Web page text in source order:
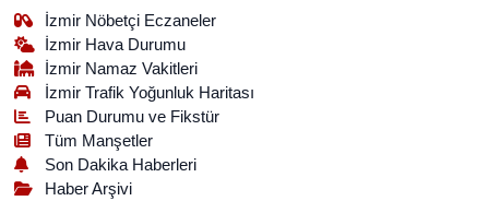
İzmir Nöbetçi Eczaneler
İzmir Hava Durumu
İzmir Namaz Vakitleri
İzmir Trafik Yoğunluk Haritası
Puan Durumu ve Fikstür
Tüm Manşetler
Son Dakika Haberleri
Haber Arşivi